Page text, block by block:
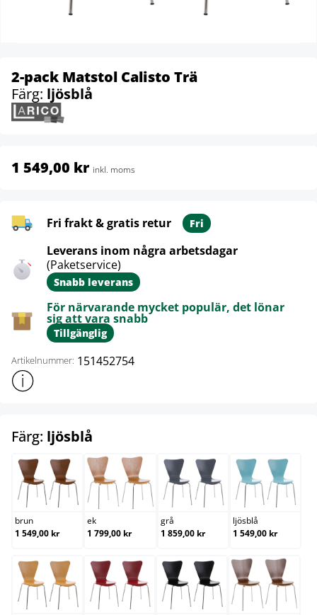
2-pack Matstol Calisto Trä
Färg: ljösblå
1 549,00 kr inkl. moms
Fri frakt & gratis retur Fri
Leverans inom några arbetsdagar
(Paketservice)
Snabb leverans
För närvarande mycket populär, det lönar
sig att vara snabb
Tillgänglig
Artikelnummer: 151452754
Visa mer produktinformation
Färg: ljösblå
brun
brun
1 549,00 kr
ek
ek
1 799,00 kr
grå
grå
1 859,00 kr
ljösblå
ljösblå
1 549,00 kr
natura röd svart valnöt